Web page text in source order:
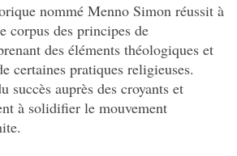
nommé Menno Simon réussit à
corpus des principes de
des éléments théologiques et
certaines pratiques religieuses.
succès auprès des croyants et
à solidifier le mouvement